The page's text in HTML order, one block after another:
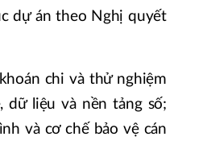
dự án theo Nghị quyết
chi và thử nghiệm
dữ liệu và nền tảng số;
và cơ chế bảo vệ cán